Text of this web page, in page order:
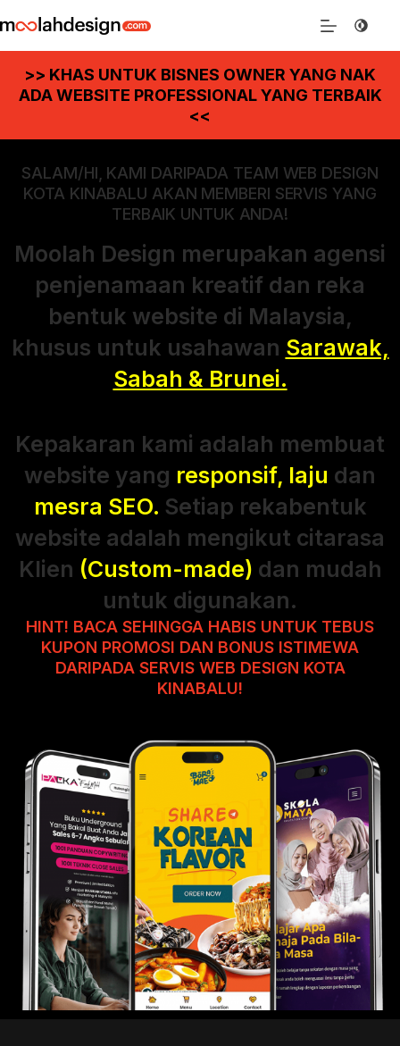
>> KHAS UNTUK BISNES OWNER YANG NAK
ADA WEBSITE PROFESSIONAL YANG TERBAIK
<<
SALAM/HI, KAMI DARIPADA TEAM WEB DESIGN
KOTA KINABALU AKAN MEMBERI SERVIS YANG
TERBAIK UNTUK ANDA!
Moolah Design merupakan agensi
penjenamaan kreatif dan reka
bentuk website di Malaysia,
khusus untuk usahawan Sarawak,
Sabah & Brunei.
Kepakaran kami adalah membuat
website yang responsif, laju dan
mesra SEO. Setiap rekabentuk
website adalah mengikut citarasa
Klien (Custom-made) dan mudah
untuk digunakan.
HINT! BACA SEHINGGA HABIS UNTUK TEBUS
KUPON PROMOSI DAN BONUS ISTIMEWA
DARIPADA SERVIS WEB DESIGN KOTA
KINABALU!